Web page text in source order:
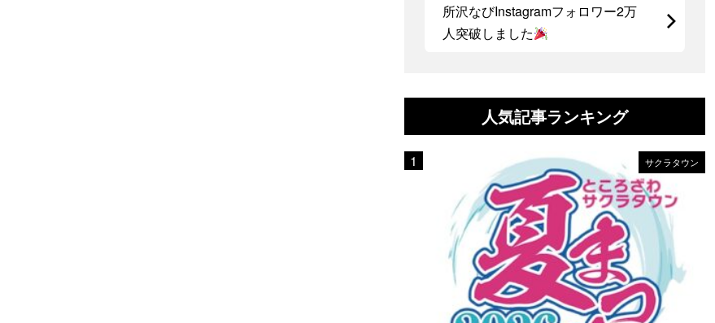
所沢なびInstagramフォロワー2万
人突破しました
人気記事ランキング
サクラタウン